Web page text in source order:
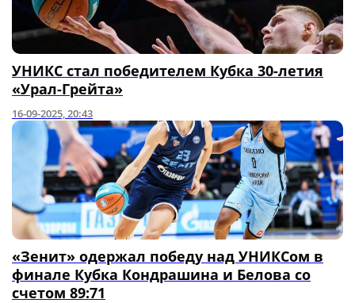
УНИКС стал победителем Кубка 30-летия
«Урал-Грейта»
16-09-2025, 20:43
«Зенит» одержал победу над УНИКСом в
финале Кубка Кондрашина и Белова со
счетом 89:71